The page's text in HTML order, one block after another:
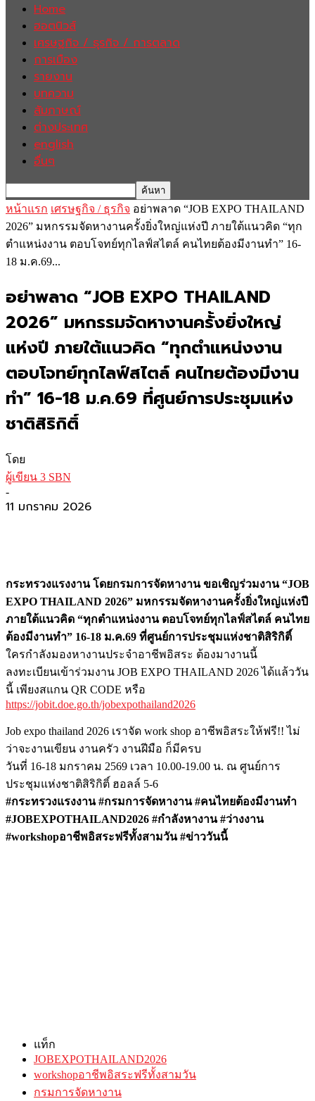
Home
ฮอตนิวส์
เศรษฐกิจ / ธุรกิจ / การตลาด
การเมือง
รายงาน
บทความ
สัมภาษณ์
ต่างประเทศ
english
อื่นๆ
หน้าแรก เศรษฐกิจ / ธุรกิจ อย่าพลาด “JOB EXPO THAILAND
2026” มหกรรมจัดหางานครั้งยิ่งใหญ่แห่งปี ภายใต้แนวคิด “ทุก
ตำแหน่งงาน ตอบโจทย์ทุกไลฟ์สไตล์ คนไทยต้องมีงานทำ” 16-
18 ม.ค.69...
อย่าพลาด “JOB EXPO THAILAND
2026” มหกรรมจัดหางานครั้งยิ่งใหญ่
แห่งปี ภายใต้แนวคิด “ทุกตำแหน่งงาน
ตอบโจทย์ทุกไลฟ์สไตล์ คนไทยต้องมีงาน
ทำ” 16-18 ม.ค.69 ที่ศูนย์การประชุมแห่ง
ชาติสิริกิติ์
โดย
ผู้เขียน 3 SBN
-
11 มกราคม 2026
กระทรวงแรงงาน โดยกรมการจัดหางาน ขอเชิญร่วมงาน “JOB
EXPO THAILAND 2026” มหกรรมจัดหางานครั้งยิ่งใหญ่แห่งปี
ภายใต้แนวคิด “ทุกตำแหน่งงาน ตอบโจทย์ทุกไลฟ์สไตล์ คนไทย
ต้องมีงานทำ” 16-18 ม.ค.69 ที่ศูนย์การประชุมแห่งชาติสิริกิติ์
ใครกำลังมองหางานประจำอาชีพอิสระ ต้องมางานนี้
ลงทะเบียนเข้าร่วมงาน JOB EXPO THAILAND 2026 ได้แล้ววัน
นี้ เพียงสแกน QR CODE หรือ
https://jobit.doe.go.th/jobexpothailand2026
Job expo thailand 2026 เราจัด work shop อาชีพอิสระให้ฟรี!! ไม่
ว่าจะงานเขียน งานครัว งานฝีมือ ก็มีครบ
วันที่ 16-18 มกราคม 2569 เวลา 10.00-19.00 น. ณ ศูนย์การ
ประชุมแห่งชาติสิริกิติ์ ฮอลล์ 5-6
#กระทรวงแรงงาน #กรมการจัดหางาน #คนไทยต้องมีงานทำ
#JOBEXPOTHAILAND2026 #กำลังหางาน #ว่างงาน
#workshopอาชีพอิสระฟรีทั้งสามวัน #ข่าววันนี้
แท็ก
JOBEXPOTHAILAND2026
workshopอาชีพอิสระฟรีทั้งสามวัน
กรมการจัดหางาน